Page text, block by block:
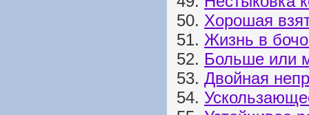
50. Хорошая
51. Жизнь в
52. Больше или
53. Двойная
54.